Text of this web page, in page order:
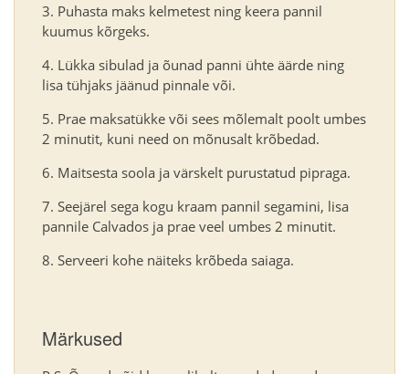
Puhasta maks kelmetest ning keera pannil
kuumus kõrgeks.
Lükka sibulad ja õunad panni ühte äärde ning
lisa tühjaks jäänud pinnale või.
Prae maksatükke või sees mõlemalt poolt umbes
2 minutit, kuni need on mõnusalt krõbedad.
Maitsesta soola ja värskelt purustatud pipraga.
Seejärel sega kogu kraam pannil segamini, lisa
pannile Calvados ja prae veel umbes 2 minutit.
Serveeri kohe näiteks krõbeda saiaga.
Märkused